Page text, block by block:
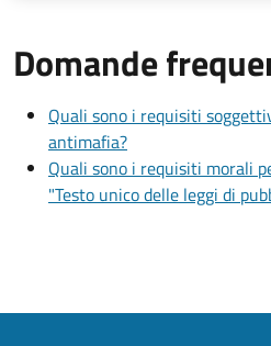
Domande
Quali sono i requisiti
antimafia?
Quali sono i requisiti morali
"Testo unico delle leggi di